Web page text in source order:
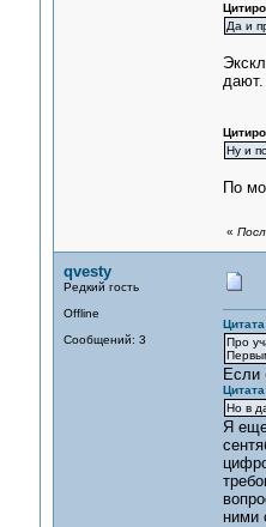
Да и
дают.
Ну и
По
«
qvesty
Редкий гость
Offline
Сообщений: 3
Про
Если
Но в
Я
ними